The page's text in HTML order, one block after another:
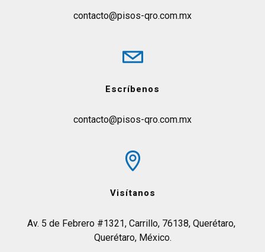
contacto@pisos-qro.com.mx
Escríbenos
contacto@pisos-qro.com.mx
Visítanos
Av. 5 de Febrero #1321, Carrillo, 76138, Querétaro,
Querétaro, México.